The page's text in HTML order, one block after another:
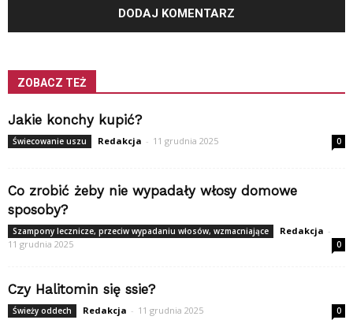
ZOBACZ TEŻ
Jakie konchy kupić?
Świecowanie uszu Redakcja - 11 grudnia 2025 0
Co zrobić żeby nie wypadały włosy domowe
sposoby?
Szampony lecznicze, przeciw wypadaniu włosów, wzmacniające Redakcja -
11 grudnia 2025
0
Czy Halitomin się ssie?
Świeży oddech Redakcja - 11 grudnia 2025 0